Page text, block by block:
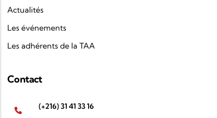
Actualités
Les événements
Les adhérents de la TAA
Contact
(+216) 31 41 33 16